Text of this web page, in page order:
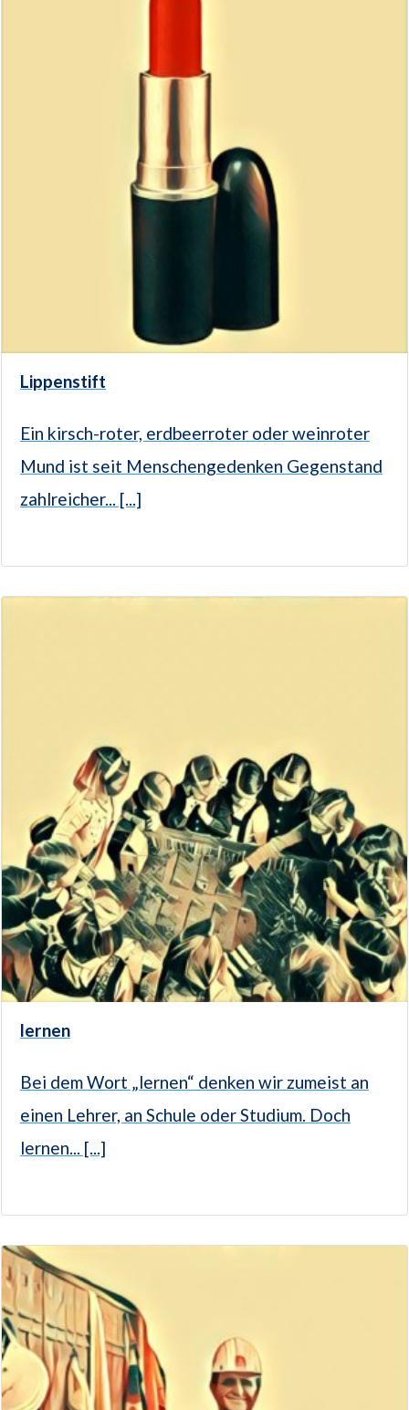
Lippenstift
Ein kirsch-roter, erdbeerroter oder weinroter
Mund ist seit Menschengedenken Gegenstand
zahlreicher... [...]
lernen
Bei dem Wort „lernen“ denken wir zumeist an
einen Lehrer, an Schule oder Studium. Doch
lernen... [...]